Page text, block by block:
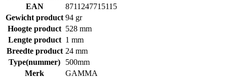
EAN
8711247715115
Gewicht product 94 gr
Hoogte product 528 mm
Lengte product 1 mm
Breedte product 24 mm
Type(nummer)
500mm
Merk
GAMMA